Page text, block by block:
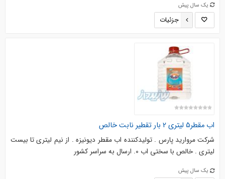
یک سال پیش
جزئیات
اب مقطر5 لیتری 2 بار تقطیر نابت خالص
شرکت مروارید پارس . تولیدکننده اب مقطر دیونیزه . از نیم لیتری تا بیست
لیتری . خالص با سختی اب 0. ارسال به سراسر کشور
یک سال پیش